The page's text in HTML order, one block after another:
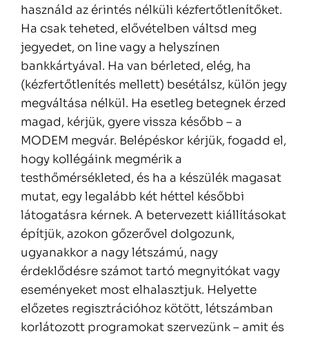
használd az érintés nélküli kézfertőtlenítőket.
Ha csak teheted, elővételben váltsd meg
jegyedet, on line vagy a helyszínen
bankkártyával. Ha van bérleted, elég, ha
(kézfertőtlenítés mellett) besétálsz, külön jegy
megváltása nélkül. Ha esetleg betegnek érzed
magad, kérjük, gyere vissza később – a
MODEM megvár. Belépéskor kérjük, fogadd el,
hogy kollégáink megmérik a
testhőmérsékleted, és ha a készülék magasat
mutat, egy legalább két héttel későbbi
látogatásra kérnek. A betervezett kiállításokat
építjük, azokon gőzerővel dolgozunk,
ugyanakkor a nagy létszámú, nagy
érdeklődésre számot tartó megnyitókat vagy
eseményeket most elhalasztjuk. Helyette
előzetes regisztrációhoz kötött, létszámban
korlátozott programokat szervezünk – amit és